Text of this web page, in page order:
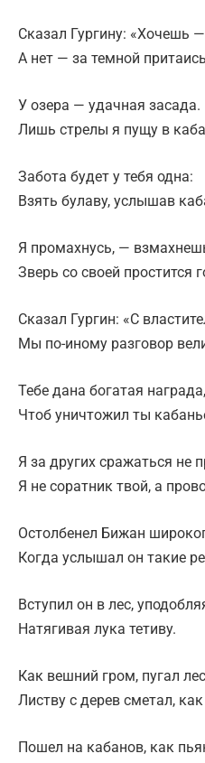
Сказал Гургину: «Хочешь
А нет — за темной
У озера — удачная засада.
Лишь стрелы я пущу в
Забота будет у тебя одна:
Взять булаву, услышав
Я промахнусь, —
Зверь со своей простится
Сказал Гургин: «С
Мы по-иному разговор
Тебе дана богатая награда,
Чтоб уничтожил ты
Я за других сражаться не
Я не соратник твой, а
Остолбенел Бижан
Когда услышал он такие
Вступил он в лес,
Натягивая лука тетиву.
Как вешний гром, пугал
Листву с дерев сметал,
Пошел на кабанов, как